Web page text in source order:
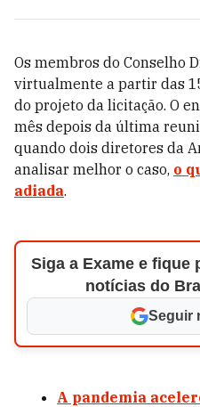
Os membros do Conselho
virtualmente a partir das
do projeto da licitação. O
mês depois da última
quando dois diretores da
analisar melhor o caso, o
adiada.
Siga a Exame e
notícias do
Seguir
A pandemia